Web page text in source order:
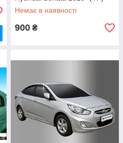
Немає в наявності
900 ₴